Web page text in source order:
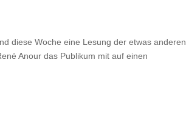
diese Woche eine Lesung der etwas anderen
Anour das Publikum mit auf einen